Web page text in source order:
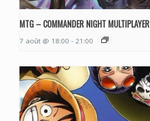
MTG – COMMANDER NIGHT MULTIPLAYER
7 août @ 18:00 - 21:00